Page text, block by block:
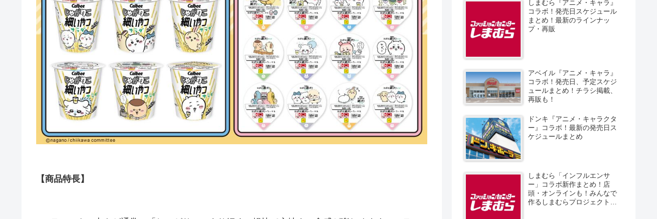
【商品特長】
しまむら『アニメ・キャラ』
コラボ！発売日スケジュール
まとめ！最新のラインナッ
プ・再販
アベイル『アニメ・キャラ』
コラボ！発売日、予定スケジ
ュールまとめ！チラシ掲載、
再販も！
ドンキ『アニメ・キャラクタ
ー』コラボ！最新の発売日ス
ケジュールまとめ
しまむら「インフルエンサ
ー」コラボ新作まとめ！店
頭・オンラインも！みんなで
作るしまむらプロジェクト！